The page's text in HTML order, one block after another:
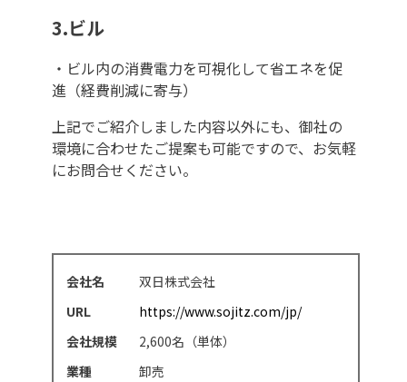
3.ビル
・ビル内の消費電力を可視化して省エネを促
進（経費削減に寄与）
上記でご紹介しました内容以外にも、御社の
環境に合わせたご提案も可能ですので、お気軽
にお問合せください。
会社名
双日株式会社
URL
https://www.sojitz.com/jp/
会社規模
2,600名（単体）
業種
卸売